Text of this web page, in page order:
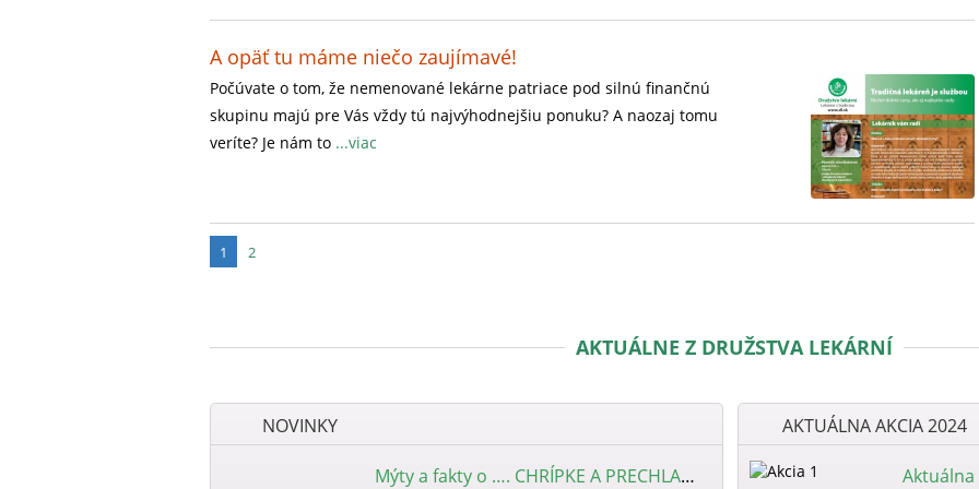
A opäť tu máme niečo zaujímavé!
Počúvate o tom, že nemenované lekárne patriace pod silnú finančnú
skupinu majú pre Vás vždy tú najvýhodnejšiu ponuku? A naozaj tomu
veríte? Je nám to ...viac
1 2
AKTUÁLNE Z DRUŽSTVA LEKÁRNÍ
NOVINKY
Mýty a fakty o …. CHRÍPKE A PRECHLADNUTÍ
AKTUÁLNA AKCIA 2024
Aktuálna